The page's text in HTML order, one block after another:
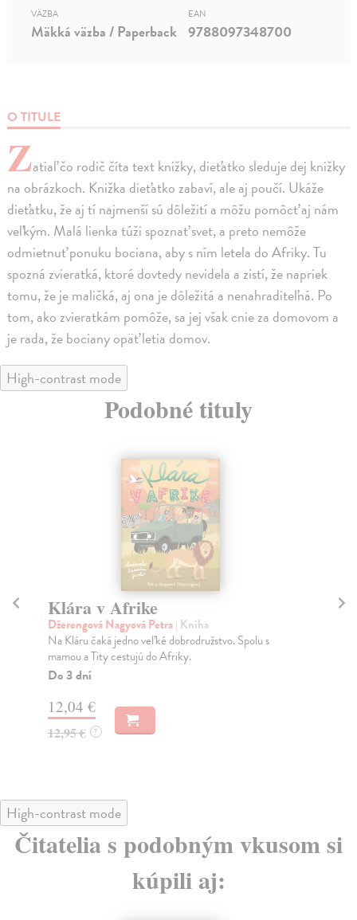
O TITULE
Zatiaľ čo rodič číta text knižky, dieťatko sleduje dej knižky
na obrázkoch. Knižka dieťatko zabaví, ale aj poučí. Ukáže
dieťatku, že aj tí najmenší sú dôležití a môžu pomôcť aj nám
veľkým. Malá lienka túži spoznať svet, a preto nemôže
odmietnuť ponuku bociana, aby s ním letela do Afriky. Tu
spozná zvieratká, ktoré dovtedy nevidela a zistí, že napriek
tomu, že je maličká, aj ona je dôležitá a nenahraditeľná. Po
tom, ako zvieratkám pomôže, sa jej však cnie za domovom a
je rada, že bociany opäť letia domov.
VÄZBA
Mäkká väzba / Paperback
EAN
9788097348700
High-contrast mode
Podobné tituly
Klára v Afrike
Džerengová Nagyová Petra| Kniha
Na Kláru čaká jedno veľké dobrodružstvo. Spolu s
mamou a Tity cestujú do Afriky.
Do 3 dní
12,04 €
12,95 € ?
High-contrast mode
Čitatelia s podobným vkusom si
kúpili aj: